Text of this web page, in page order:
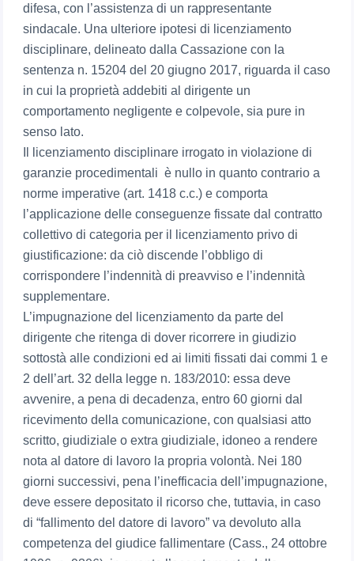
difesa, con l’assistenza di un rappresentante
sindacale. Una ulteriore ipotesi di licenziamento
disciplinare, delineato dalla Cassazione con la
sentenza n. 15204 del 20 giugno 2017, riguarda il caso
in cui la proprietà addebiti al dirigente un
comportamento negligente e colpevole, sia pure in
senso lato.
Il licenziamento disciplinare irrogato in violazione di
garanzie procedimentali è nullo in quanto contrario a
norme imperative (art. 1418 c.c.) e comporta
l’applicazione delle conseguenze fissate dal contratto
collettivo di categoria per il licenziamento privo di
giustificazione: da ciò discende l’obbligo di
corrispondere l’indennità di preavviso e l’indennità
supplementare.
L’impugnazione del licenziamento da parte del
dirigente che ritenga di dover ricorrere in giudizio
sottostà alle condizioni ed ai limiti fissati dai commi 1 e
2 dell’art. 32 della legge n. 183/2010: essa deve
avvenire, a pena di decadenza, entro 60 giorni dal
ricevimento della comunicazione, con qualsiasi atto
scritto, giudiziale o extra giudiziale, idoneo a rendere
nota al datore di lavoro la propria volontà. Nei 180
giorni successivi, pena l’inefficacia dell’impugnazione,
deve essere depositato il ricorso che, tuttavia, in caso
di “fallimento del datore di lavoro” va devoluto alla
competenza del giudice fallimentare (Cass., 24 ottobre